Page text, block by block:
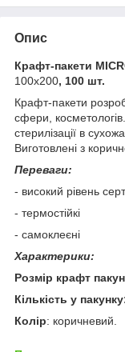
Опис
Крафт-пакети
100x200, 100 шт.
Крафт-пакети
сфери,
стерилізації в
Виготовлені з
Переваги:
- високий рівень
- термостійкі
- самоклеєні
Характерики:
Розмір крафт
Кількість у
Колір: коричневий.